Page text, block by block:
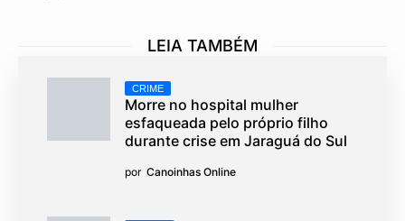
LEIA TAMBÉM
CRIME
Morre no hospital mulher
esfaqueada pelo próprio filho
durante crise em Jaraguá do Sul
por Canoinhas Online